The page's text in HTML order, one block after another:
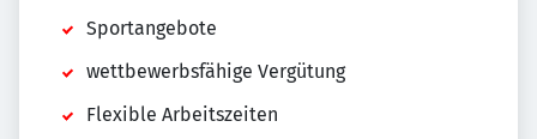
Sportangebote
wettbewerbsfähige Vergütung
Flexible Arbeitszeiten